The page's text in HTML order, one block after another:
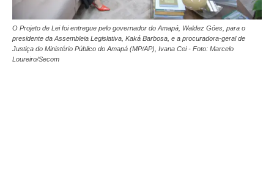
O Projeto de Lei foi entregue pelo governador do Amapá, Waldez Góes, para o
presidente da Assembleia Legislativa, Kaká Barbosa, e a procuradora-geral de
Justiça do Ministério Público do Amapá (MP/AP), Ivana Cei - Foto: Marcelo
Loureiro/Secom